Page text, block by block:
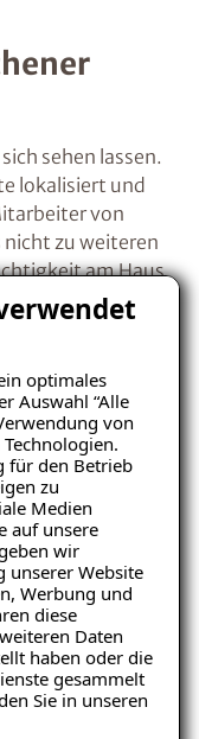
optimales
Auswahl “Alle
von
für den Betrieb
zu
Medien
auf unsere
wir
unserer Website
Werbung und
diese
Daten
haben oder die
gesammelt
Sie in unseren
sehen lassen.
lokalisiert und
von
nicht zu weiteren
am Haus
die
ausgeführte
Anbringen der
wieder
ein längerer
Die Nutzung
und
dafür, dass
konnte. Auf
Einflüsse
noch in den
auf dem
Bewohnern ein
bieten.
der
gegen